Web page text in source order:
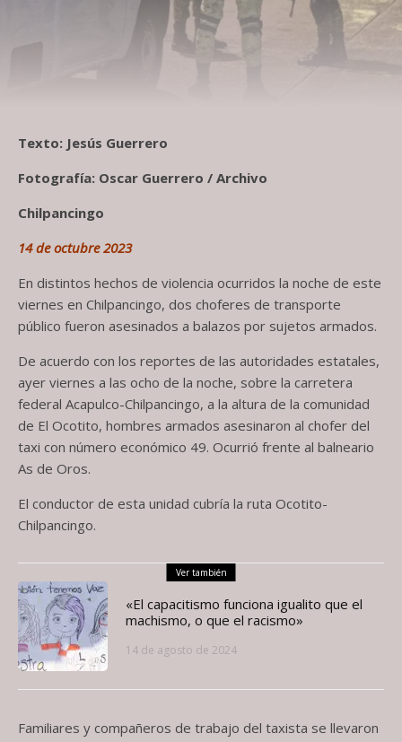
Texto: Jesús Guerrero
Fotografía: Oscar Guerrero / Archivo
Chilpancingo
14 de octubre 2023
En distintos hechos de violencia ocurridos la noche de este
viernes en Chilpancingo, dos choferes de transporte
público fueron asesinados a balazos por sujetos armados.
De acuerdo con los reportes de las autoridades estatales,
ayer viernes a las ocho de la noche, sobre la carretera
federal Acapulco-Chilpancingo, a la altura de la comunidad
de El Ocotito, hombres armados asesinaron al chofer del
taxi con número económico 49. Ocurrió frente al balneario
As de Oros.
El conductor de esta unidad cubría la ruta Ocotito-
Chilpancingo.
Ver también
«El capacitismo funciona igualito que el
machismo, o que el racismo»
14 de agosto de 2024
Familiares y compañeros de trabajo del taxista se llevaron